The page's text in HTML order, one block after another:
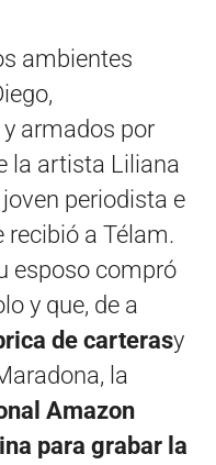
ambientes
armados por
la artista Liliana
periodista e
recibió a Télam.
esposo compró
y que, de a
de carterasy
la
Amazon
para grabar la